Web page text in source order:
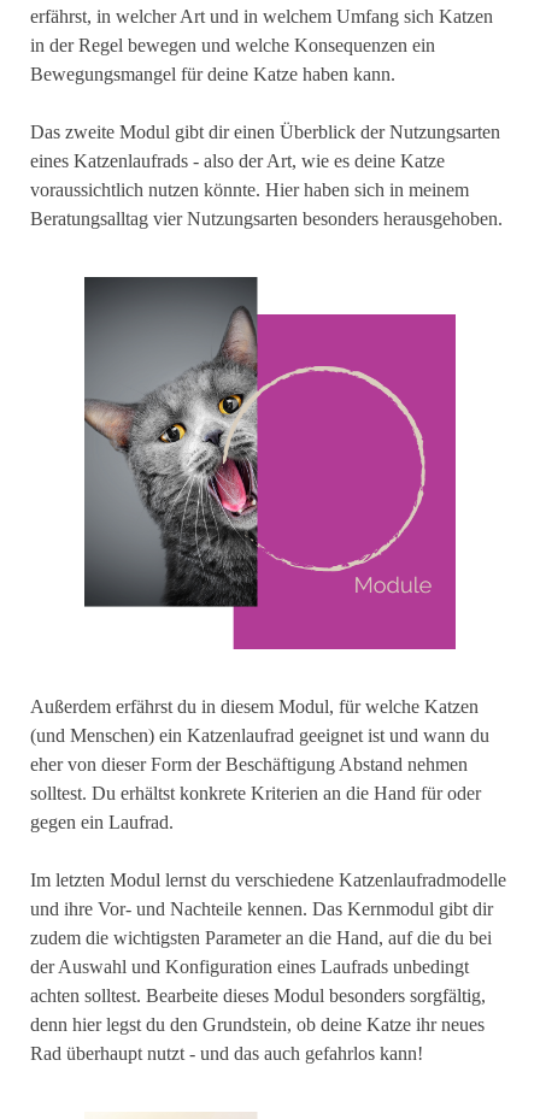
erfährst, in welcher Art und in welchem Umfang sich Katzen
in der Regel bewegen und welche Konsequenzen ein
Bewegungsmangel für deine Katze haben kann.
Das zweite Modul gibt dir einen Überblick der Nutzungsarten
eines Katzenlaufrads - also der Art, wie es deine Katze
voraussichtlich nutzen könnte. Hier haben sich in meinem
Beratungsalltag vier Nutzungsarten besonders herausgehoben.
Außerdem erfährst du in diesem Modul, für welche Katzen
(und Menschen) ein Katzenlaufrad geeignet ist und wann du
eher von dieser Form der Beschäftigung Abstand nehmen
solltest. Du erhältst konkrete Kriterien an die Hand für oder
gegen ein Laufrad.
Im letzten Modul lernst du verschiedene Katzenlaufradmodelle
und ihre Vor- und Nachteile kennen. Das Kernmodul gibt dir
zudem die wichtigsten Parameter an die Hand, auf die du bei
der Auswahl und Konfiguration eines Laufrads unbedingt
achten solltest. Bearbeite dieses Modul besonders sorgfältig,
denn hier legst du den Grundstein, ob deine Katze ihr neues
Rad überhaupt nutzt - und das auch gefahrlos kann!